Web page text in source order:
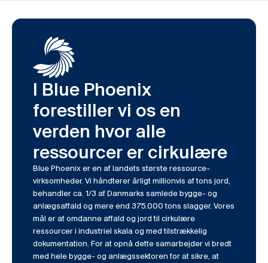
I Blue Phoenix
forestiller vi os en
verden hvor alle
ressourcer er cirkulære
Blue Phoenix er en af landets største ressource-
virksomheder. Vi håndterer årligt millionvis af tons jord,
behandler ca. 1/3 af Danmarks samlede bygge- og
anlægsaffald og mere end 375.000 tons slagger. Vores
mål er at omdanne affald og jord til cirkulære
ressourcer i industriel skala og med tilstrækkelig
dokumentation. For at opnå dette samarbejder vi bredt
med hele bygge- og anlægssektoren for at sikre, at